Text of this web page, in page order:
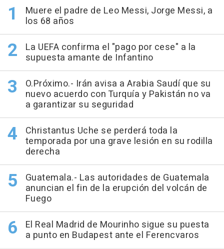
Muere el padre de Leo Messi, Jorge Messi, a
los 68 años
La UEFA confirma el "pago por cese" a la
supuesta amante de Infantino
O.Próximo.- Irán avisa a Arabia Saudí que su
nuevo acuerdo con Turquía y Pakistán no va
a garantizar su seguridad
Christantus Uche se perderá toda la
temporada por una grave lesión en su rodilla
derecha
Guatemala.- Las autoridades de Guatemala
anuncian el fin de la erupción del volcán de
Fuego
El Real Madrid de Mourinho sigue su puesta
a punto en Budapest ante el Ferencvaros